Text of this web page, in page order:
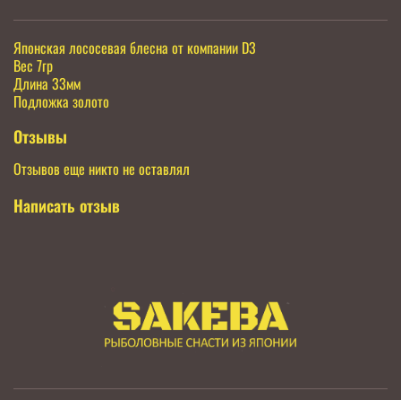
Японская лососевая блесна от компании D3
Вес 7гр
Длина 33мм
Подложка золото
Отзывы
Отзывов еще никто не оставлял
Написать отзыв